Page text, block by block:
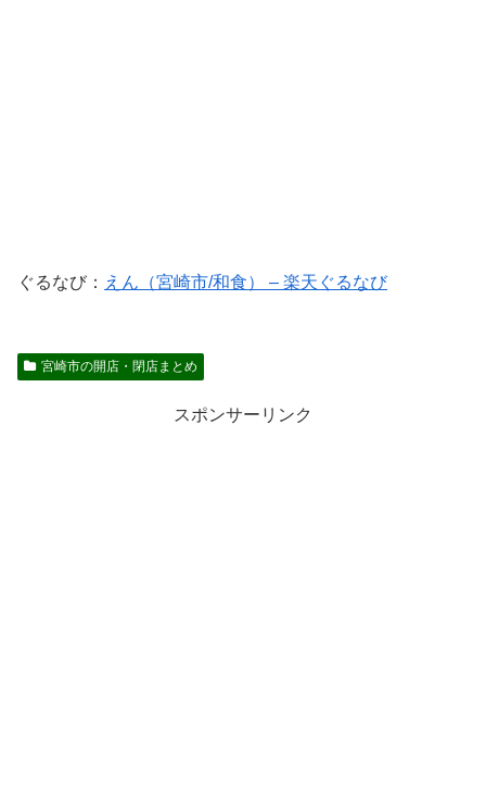
ぐるなび： えん（宮崎市/和食） – 楽天ぐるなび
宮崎市の開店・閉店まとめ
スポンサーリンク